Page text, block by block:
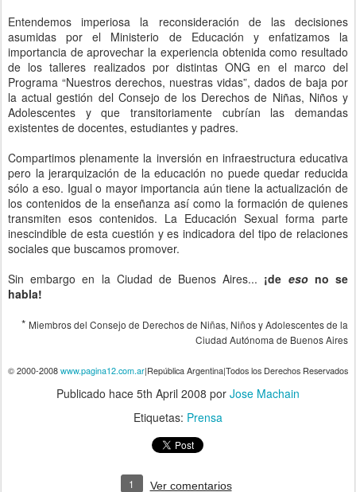
Entendemos imperiosa la reconsideración de las decisiones
asumidas por el Ministerio de Educación y enfatizamos la
importancia de aprovechar la experiencia obtenida como resultado
de los talleres realizados por distintas ONG en el marco del
Programa “Nuestros derechos, nuestras vidas”, dados de baja por
la actual gestión del Consejo de los Derechos de Niñas, Niños y
Adolescentes y que transitoriamente cubrían las demandas
existentes de docentes, estudiantes y padres.
Compartimos plenamente la inversión en infraestructura educativa
pero la jerarquización de la educación no puede quedar reducida
sólo a eso. Igual o mayor importancia aún tiene la actualización de
los contenidos de la enseñanza así como la formación de quienes
transmiten esos contenidos. La Educación Sexual forma parte
inescindible de esta cuestión y es indicadora del tipo de relaciones
sociales que buscamos promover.
Sin embargo en la Ciudad de Buenos Aires... ¡de eso no se
habla!
* Miembros del Consejo de Derechos de Niñas, Niños y Adolescentes de la
Ciudad Autónoma de Buenos Aires
© 2000-2008www.pagina12.com.ar|República Argentina|Todos los Derechos Reservados
Publicado hace 5th April 2008 por Jose Machain
Etiquetas: Prensa
1 Ver comentarios